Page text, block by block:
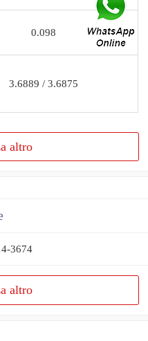
0.098
3.6889 / 3.6875
altro
3674
altro